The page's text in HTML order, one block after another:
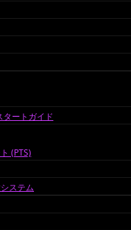
タートガイド
(PTS)
ステム